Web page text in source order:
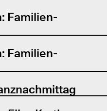
Familien-
Familien-